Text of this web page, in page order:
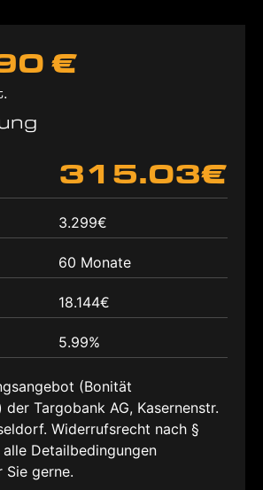
€
315.03€
3.299€
60 Monate
18.144€
5.99%
(Bonität
Targobank AG, Kasernenstr.
Widerrufsrecht nach §
alle Detailbedingungen
Sie gerne.